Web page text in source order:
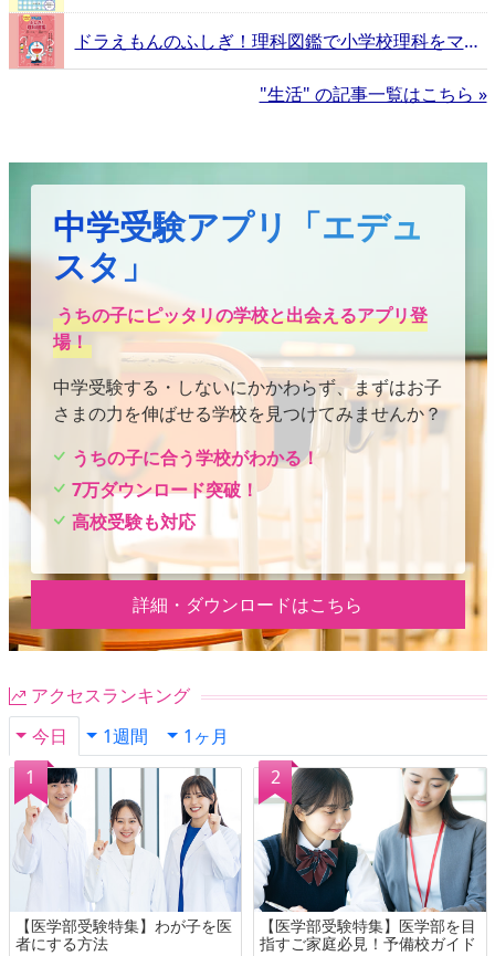
ドラえもんのふしぎ！理科図鑑で小学校理科をマスター！
"生活" の記事一覧はこちら »
中学受験アプリ「エデュ
スタ」
うちの子にピッタリの学校と出会えるアプリ登
場！
中学受験する・しないにかかわらず、まずはお子
さまの力を伸ばせる学校を見つけてみませんか？
うちの子に合う学校がわかる！
7万ダウンロード突破！
高校受験も対応
詳細・ダウンロードはこちら
アクセスランキング
今日
1週間 1ヶ月
【医学部受験特集】わが子を医
者にする方法
【医学部受験特集】医学部を目
指すご家庭必見！予備校ガイド